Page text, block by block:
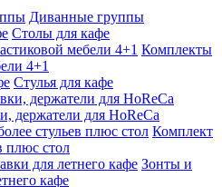
Диванные группы
Столы для кафе
Комплекты
4+1
Стулья для кафе
держатели для HoReCa
Комплект
плюс стол
Зонты и
кафе